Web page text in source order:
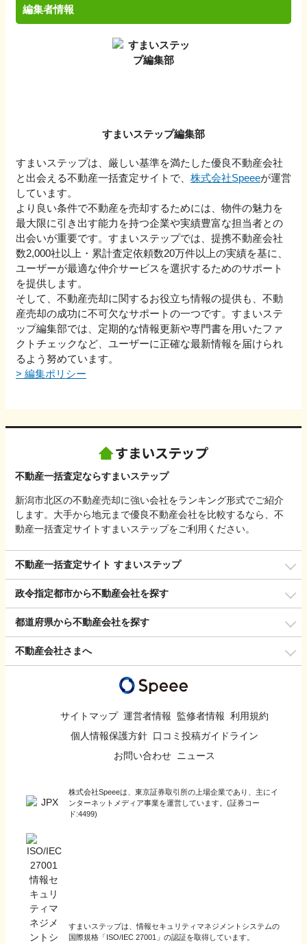
編集者情報
すまいステップ編集部
すまいステップは、厳しい基準を満たした優良不動産会社
と出会える不動産一括査定サイトで、 株式会社Speeeが運営
しています。
より良い条件で不動産を売却するためには、物件の魅力を
最大限に引き出す能力を持つ企業や実績豊富な担当者との
出会いが重要です。すまいステップでは、提携不動産会社
数2,000社以上・累計査定依頼数20万件以上の実績を基に、
ユーザーが最適な仲介サービスを選択するためのサポート
を提供します。
そして、不動産売却に関するお役立ち情報の提供も、不動
産売却の成功に不可欠なサポートの一つです。すまいステ
ップ編集部では、定期的な情報更新や専門書を用いたファ
クトチェックなど、ユーザーに正確な最新情報を届けられ
るよう努めています。
> 編集ポリシー
不動産一括査定ならすまいステップ
新潟市北区の不動産売却に強い会社をランキング形式でご紹介
します。大手から地元まで優良不動産会社を比較するなら、不
動産一括査定サイトすまいステップをご利用ください。
不動産一括査定サイト すまいステップ
政令指定都市から不動産会社を探す
都道府県から不動産会社を探す
不動産会社さまへ
サイトマップ 運営者情報 監修者情報 利用規約
個人情報保護方針 口コミ投稿ガイドライン
お問い合わせ ニュース
株式会社Speeeは、東京証券取引所の上場企業であり、主にイ
ンターネットメディア事業を運営しています。(証券コー
ド:4499)
すまいステップは、情報セキュリティマネジメントシステムの
国際規格「ISO/IEC 27001」の認証を取得しています。